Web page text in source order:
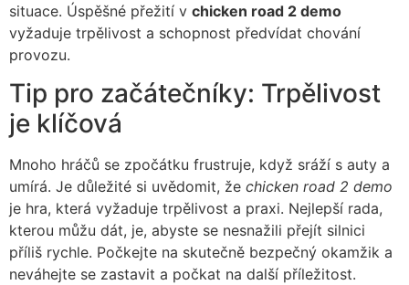
situace. Úspěšné přežití v chicken road 2 demo
vyžaduje trpělivost a schopnost předvídat chování
provozu.
Tip pro začátečníky: Trpělivost
je klíčová
Mnoho hráčů se zpočátku frustruje, když sráží s auty a
umírá. Je důležité si uvědomit, že chicken road 2 demo
je hra, která vyžaduje trpělivost a praxi. Nejlepší rada,
kterou můžu dát, je, abyste se nesnažili přejít silnici
příliš rychle. Počkejte na skutečně bezpečný okamžik a
neváhejte se zastavit a počkat na další příležitost.